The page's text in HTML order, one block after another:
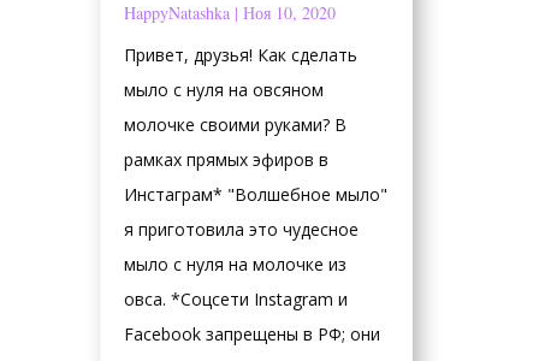
HappyNatashka| Ноя 10, 2020
Привет, друзья! Как сделать
мыло с нуля на овсяном
молочке своими руками? В
рамках прямых эфиров в
Инстаграм* "Волшебное мыло"
я приготовила это чудесное
мыло с нуля на молочке из
овса. *Соцсети Instagram и
Facebook запрещены в РФ; они